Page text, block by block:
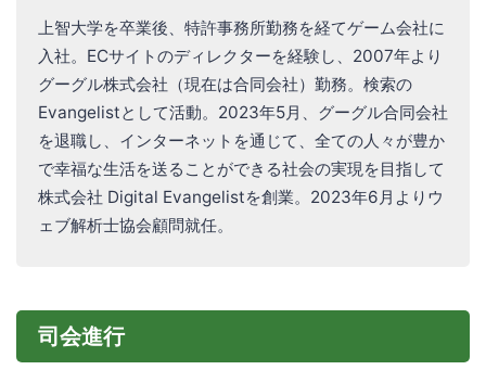
上智大学を卒業後、特許事務所勤務を経てゲーム会社に
入社。ECサイトのディレクターを経験し、2007年より
グーグル株式会社（現在は合同会社）勤務。検索の
Evangelistとして活動。2023年5月、グーグル合同会社
を退職し、インターネットを通じて、全ての人々が豊か
で幸福な生活を送ることができる社会の実現を目指して
株式会社 Digital Evangelistを創業。2023年6月よりウ
ェブ解析士協会顧問就任。
司会進行